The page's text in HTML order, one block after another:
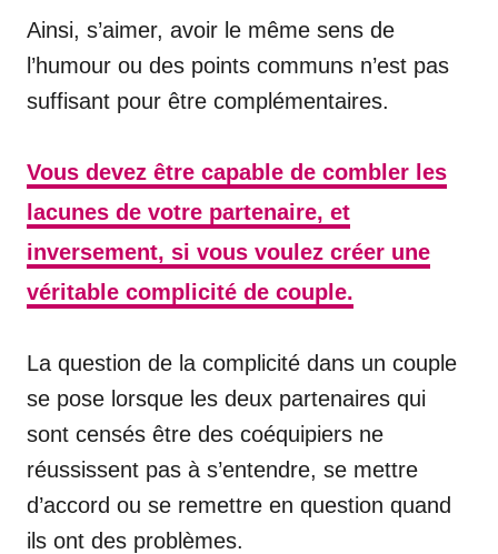
Ainsi, s’aimer, avoir le même sens de
l’humour ou des points communs n’est pas
suffisant pour être complémentaires.
Vous devez être capable de combler les
lacunes de votre partenaire, et
inversement, si vous voulez créer une
véritable complicité de couple.
La question de la complicité dans un couple
se pose lorsque les deux partenaires qui
sont censés être des coéquipiers ne
réussissent pas à s’entendre, se mettre
d’accord ou se remettre en question quand
ils ont des problèmes.